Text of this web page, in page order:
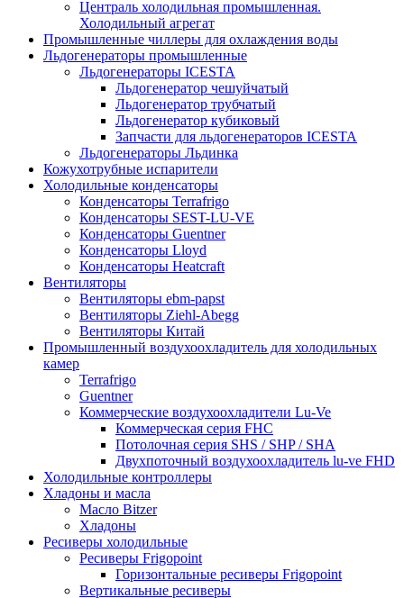
Централь холодильная промышленная.
Холодильный агрегат
Промышленные чиллеры для охлаждения воды
Льдогенераторы промышленные
Льдогенераторы ICESTA
Льдогенератор чешуйчатый
Льдогенератор трубчатый
Льдогенератор кубиковый
Запчасти для льдогенераторов ICESTA
Льдогенераторы Льдинка
Кожухотрубные испарители
Холодильные конденсаторы
Конденсаторы Terrafrigo
Конденсаторы SEST-LU-VE
Конденсаторы Guentner
Конденсаторы Lloyd
Конденсаторы Heatcraft
Вентиляторы
Вентиляторы ebm-papst
Вентиляторы Ziehl-Abegg
Вентиляторы Китай
Промышленный воздухоохладитель для холодильных
камер
Terrafrigo
Guentner
Коммерческие воздухоохладители Lu-Ve
Коммерческая серия FHC
Потолочная серия SHS / SHP / SHA
Двухпоточный воздухоохладитель lu-ve FHD
Холодильные контроллеры
Хладоны и масла
Масло Bitzer
Хладоны
Ресиверы холодильные
Ресиверы Frigopoint
Горизонтальные ресиверы Frigopoint
Вертикальные ресиверы